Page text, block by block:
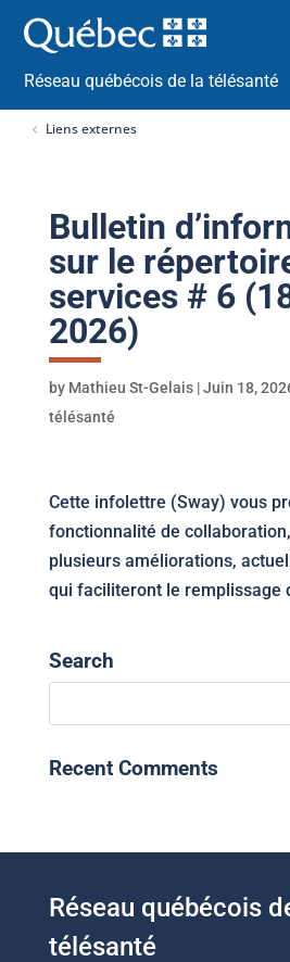
Réseau québécois de la télésanté
Liens externes
Bulletin
sur le
services # 6
2026)
by Mathieu St-Gelais|Juin 18,
télésanté
Cette infolettre (Sway) vous
fonctionnalité de
plusieurs améliorations,
qui faciliteront le remplissage
Search
Recent Comments
Réseau québécois
télésanté